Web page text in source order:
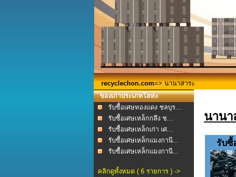
recyclechon.com=> นานาสาระ
ของเก่าประเภทโลหะ
รับซื้อเศษทองแดง ชลบุร...
รับซื้อเศษเหล็กกลึง ช...
รับซื้อเศษเหล็กเก่า เศ...
รับซื้อเศษเหล็กแมงกานี...
รับซื้อเศษเหล็กแมงกานี...
คลิกดูทั้งหมด ( 6 รายการ ) ->
นานา
รับซื้